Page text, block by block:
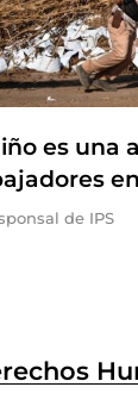
es una
de IPS